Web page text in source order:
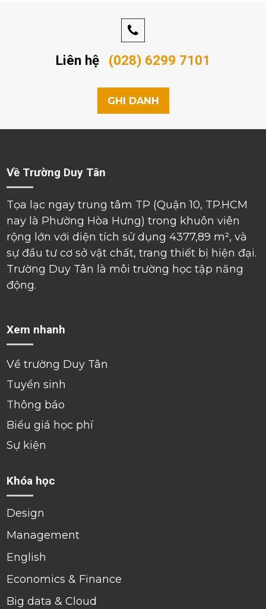
Liên hệ (028) 6299 7101
GHI DANH
Về Trường Duy Tân
Tọa lạc ngay trung tâm TP (Quận 10, TP.HCM
nay là Phường Hòa Hưng) trong khuôn viên
rộng lớn với diện tích sử dụng 4377,89 m², và
sự đầu tư cơ sở vật chất, trang thiết bị hiện đại.
Trường Duy Tân là môi trường học tập năng
động.
Xem nhanh
Về trường Duy Tân
Tuyển sinh
Thông báo
Biểu giá học phí
Sự kiện
Khóa học
Design
Management
English
Economics & Finance
Big data & Cloud